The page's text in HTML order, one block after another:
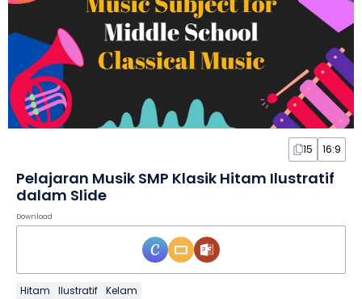
15 16:9
Pelajaran Musik SMP Klasik Hitam Ilustratif
dalam Slide
Download
Hitam Ilustratif Kelam